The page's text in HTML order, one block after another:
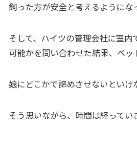
飼った方が安全と考えるようにな
そして、ハイツの管理会社に室内
可能かを問い合わせた結果、ペッ
娘にどこかで諦めさせないといけ
そう思いながら、時間は経ってい